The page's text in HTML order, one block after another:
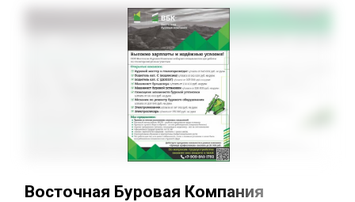
Восточная Буровая Компания